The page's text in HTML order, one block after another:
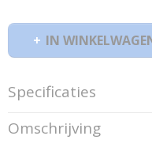
IN
Specificaties
Productcode
SZ-225
Omschrijving